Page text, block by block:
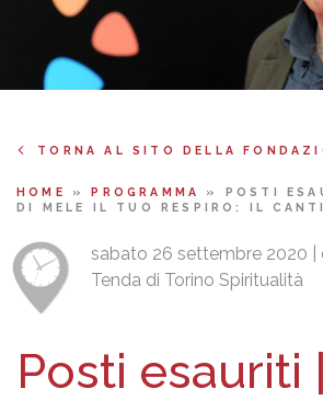
TORNA AL SITO DELLA
HOME »PROGRAMMA » POSTI
DI MELE IL TUO RESPIRO: IL
sabato 26 settembre 2020 |
Tenda di Torino Spiritualità
Posti esauriti |